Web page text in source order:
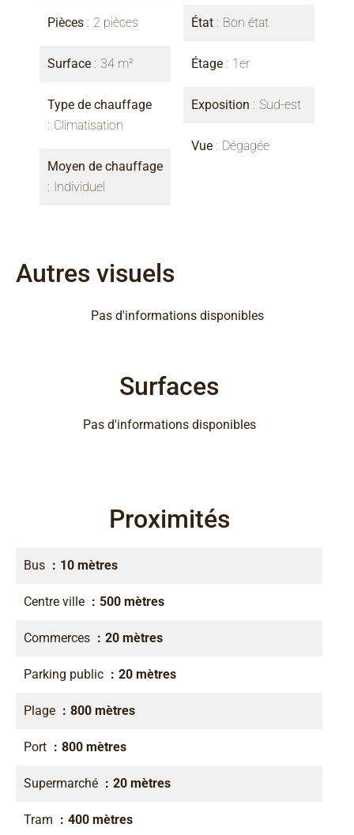
Pièces 2 pièces
Surface 34 m²
Type de chauffage
Climatisation
Moyen de chauffage
Individuel
État Bon état
Étage 1er
Exposition Sud-est
Vue Dégagée
Autres visuels
Pas d'informations disponibles
Surfaces
Pas d'informations disponibles
Proximités
Bus 10 mètres
Centre ville 500 mètres
Commerces 20 mètres
Parking public 20 mètres
Plage 800 mètres
Port 800 mètres
Supermarché 20 mètres
Tram 400 mètres